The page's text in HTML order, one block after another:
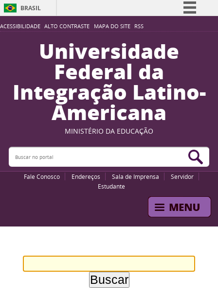
ACESSIBILIDADE ALTO CONTRASTE MAPA DO SITE RSS
BRASIL
Simplifique!
Participe
Acesso à informação
Legislação
Canais
Universidade
Federal da
Integração Latino-
Americana
MINISTÉRIO DA EDUCAÇÃO
Buscar no portal
Fale Conosco Endereços Sala de Imprensa
Servidor
Estudante